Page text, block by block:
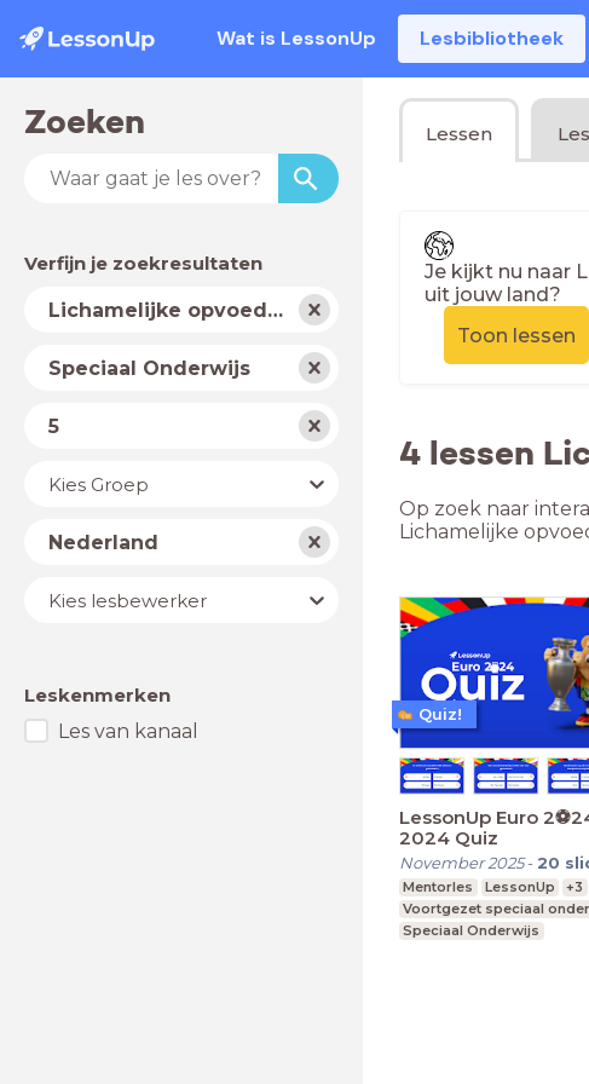
Wat is LessonUp Lesbibliotheek
Zoeken
Verfijn je zoekresultaten
Vak
Lichamelijke opvoeding
Schooltype
Speciaal Onderwijs
Niveau
5
JaarKies Groep
LandNederland
Lesbewerker
Kies lesbewerker
Leskenmerken
Les van kanaal
Lessen
Je kijkt nu naar
uit jouw land?
Toon lessen
4 lessen
Op zoek naar
Lichamelijke
LessonUp Euro
2024 Quiz
November 2025- 20
Mentorles LessonUp
+3
Voortgezet speciaal
Speciaal Onderwijs
Quiz!